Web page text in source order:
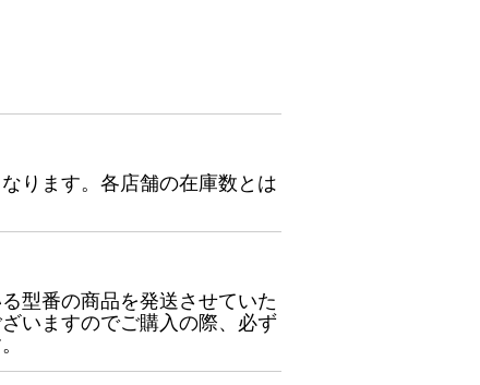
ります。各店舗の在庫数とは
型番の商品を発送させていた
いますのでご購入の際、必ず